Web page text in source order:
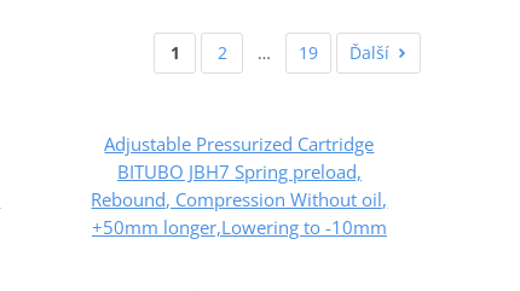
1 2 … 19 Ďalší
Adjustable Pressurized Cartridge
BITUBO JBH7 Spring preload,
Rebound, Compression Without oil,
+50mm longer,Lowering to -10mm